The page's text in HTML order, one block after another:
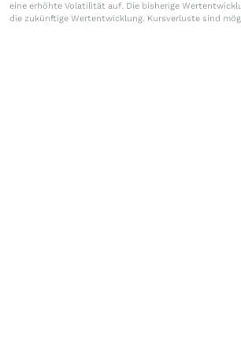
eine erhöhte Volatilität auf. Die bisherige
die zukünftige Wertentwicklung. Kursverluste sind